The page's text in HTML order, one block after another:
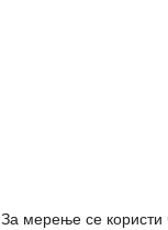
За мерење се